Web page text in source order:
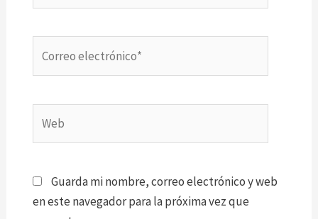
electrónico*
Guarda mi nombre, correo electrónico y web
en este navegador para la próxima vez que